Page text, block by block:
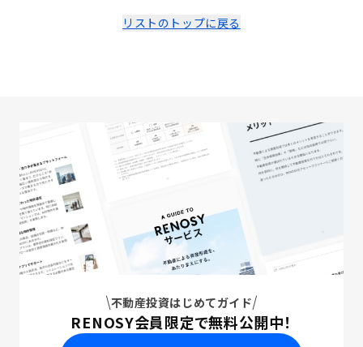
リストのトップに戻る
不動産投資はじめてガイド
RENOSY会員限定で無料公開中！